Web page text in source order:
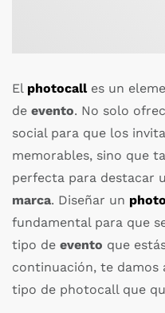
El photocalles un
de evento. No solo
social para que los
memorables, sino que
perfecta para destacar
marca. Diseñar un
fundamental para que
tipo de evento que
continuación, te damos
tipo de photocall que